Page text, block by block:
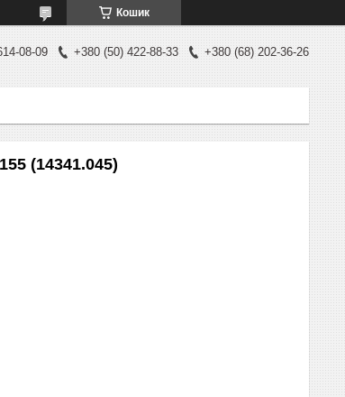
Кошик
08-09 +380 (50) 422-88-33 +380 (68) 202-36-26
(14341.045)